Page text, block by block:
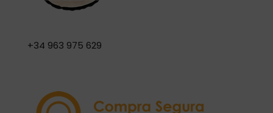
+34 963 975 629